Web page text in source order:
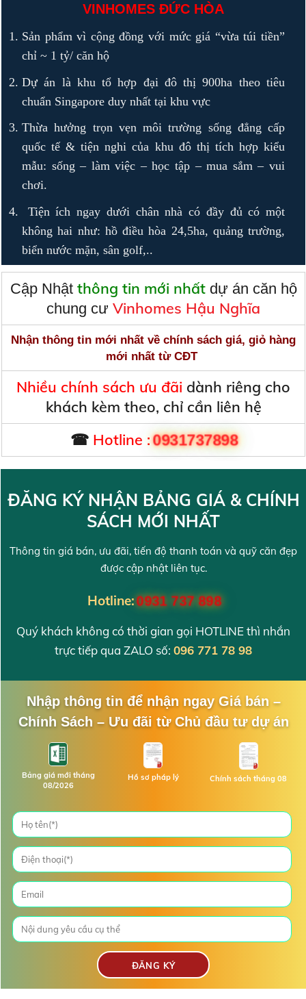
VINHOMES ĐỨC HÒA
Sản phẩm vì cộng đồng với mức giá “vừa túi tiền”
chỉ ~ 1 tỷ/ căn hộ
Dự án là khu tổ hợp đại đô thị 900ha theo tiêu
chuẩn Singapore duy nhất tại khu vực
Thừa hưởng trọn vẹn môi trường sống đẳng cấp
quốc tế & tiện nghi của khu đô thị tích hợp kiểu
mẫu: sống – làm việc – học tập – mua sắm – vui
chơi.
Tiện ích ngay dưới chân nhà có đầy đủ có một
không hai như: hồ điều hòa 24,5ha, quảng trường,
biển nước mặn, sân golf,..
Cập Nhật thông tin mới nhấtdự án căn hộ
chung cư Vinhomes Hậu Nghĩa
Nhận thông tin mới nhất về chính sách giá, giỏ hàng
mới nhất từ CĐT
Nhiều chính sách ưu đãi dành riêng cho
khách kèm theo, chỉ cần liên hệ
☎ Hotline :0931737898
ĐĂNG KÝ NHẬN BẢNG GIÁ & CHÍNH
SÁCH MỚI NHẤT
Thông tin giá bán, ưu đãi, tiến độ thanh toán và quỹ căn đẹp
được cập nhật liên tục.
Hotline:0931 737 898
Quý khách không có thời gian gọi HOTLINE thì nhắn
trực tiếp qua ZALO số: 096 771 78 98
Nhập thông tin để nhận ngay Giá bán –
Chính Sách – Ưu đãi từ Chủ đầu tư dự án
Bảng giá mới tháng
08/2026
Hồ sơ pháp lý Chính sách tháng 08